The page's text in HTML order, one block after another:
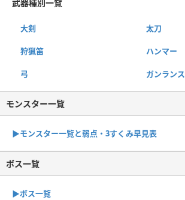
武器種別一覧
大剣 太刀
狩猟笛 ハンマー
弓 ガンランス
モンスター一覧
▶︎モンスター一覧と弱点・3すくみ早見表
ボス一覧
▶︎ボス一覧